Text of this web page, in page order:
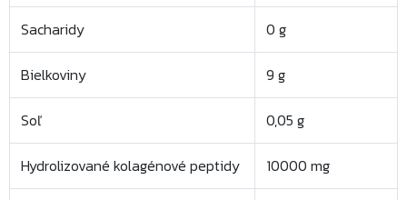
Sacharidy 0 g
Bielkoviny 9 g
Soľ 0,05 g
Hydrolizované kolagénové peptidy 10000 mg